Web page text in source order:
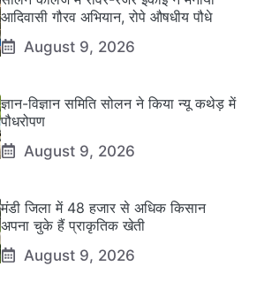
आदिवासी गौरव अभियान, रोपे औषधीय पौधे
August 9, 2026
ज्ञान-विज्ञान समिति सोलन ने किया न्यू कथेड़ में
पौधरोपण
August 9, 2026
मंडी जिला में 48 हजार से अधिक किसान
अपना चुके हैं प्राकृतिक खेती
August 9, 2026